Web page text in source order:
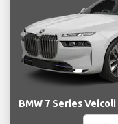
BMW 7 Series